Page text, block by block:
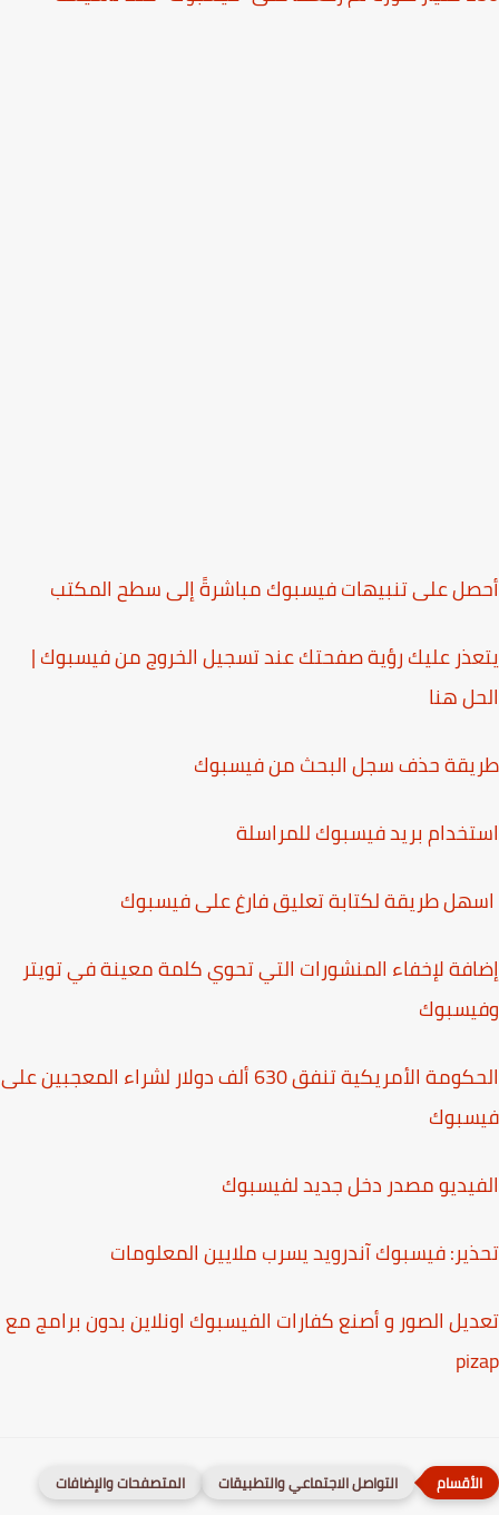
على تنبيهات فيسبوك مباشرةً إلى سطح المكتب
عليك رؤية صفحتك عند تسجيل الخروج من فيسبوك |
هنا
حذف سجل البحث من فيسبوك
بريد فيسبوك للمراسلة
طريقة لكتابة تعليق فارغ على فيسبوك
لإخفاء المنشورات التي تحوي كلمة معينة في تويتر
الحكومة الأمريكية تنفق 630 ألف دولار لشراء المعجبين على
مصدر دخل جديد لفيسبوك
فيسبوك آندرويد يسرب ملايين المعلومات
الصور و أصنع كفارات الفيسبوك اونلاين بدون برامج مع
التواصل الاجتماعي والتطبيقات المتصفحات والإضافات